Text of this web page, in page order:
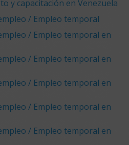
y capacitación en Venezuela
/ Empleo temporal
/ Empleo temporal en
/ Empleo temporal en
/ Empleo temporal en
/ Empleo temporal en
/ Empleo temporal en